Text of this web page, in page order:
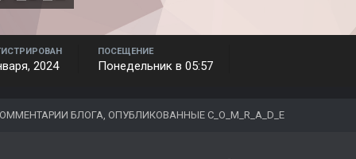
2024
ПОСЕЩЕНИЕ
Понедельник в 05:57
БЛОГА, ОПУБЛИКОВАННЫЕ C_O_M_R_A_D_E